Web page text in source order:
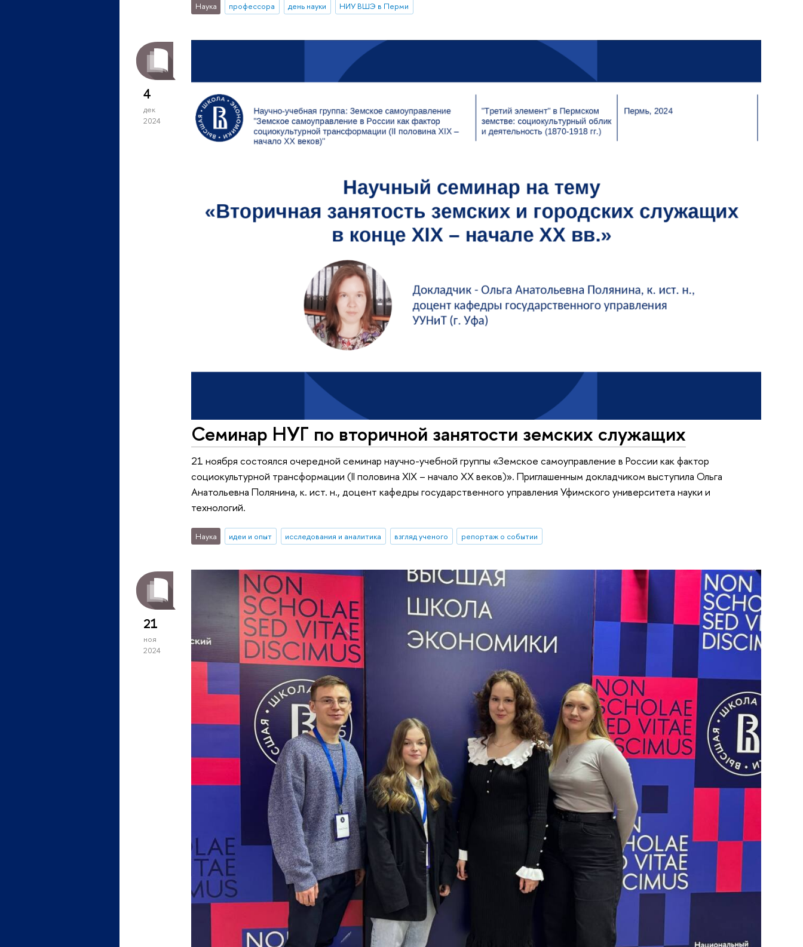
Наука профессора день науки НИУ ВШЭ в Перми
4
дек
2024
Семинар НУГ по вторичной занятости земских служащих
21 ноября состоялся очередной семинар научно-учебной группы «Земское самоуправление в России как фактор
социокультурной трансформации (II половина XIX – начало XX веков)». Приглашенным докладчиком выступила Ольга
Анатольевна Полянина, к. ист. н., доцент кафедры государственного управления Уфимского университета науки и
технологий.
Наука идеи и опыт исследования и аналитика взгляд ученого репортаж о событии
21
ноя
2024